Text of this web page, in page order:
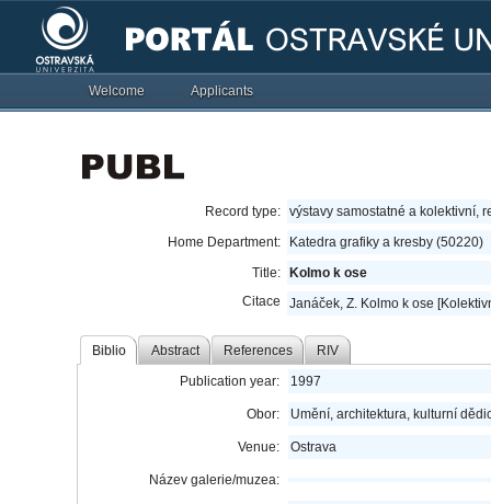
Welcome Applicants
Record type: výstavy samostatné a kolektivní,
Home Department:
Katedra grafiky a kresby (50220)
Title:
Kolmo k ose
Citace
Janáček, Z. Kolmo k ose
Biblio Abstract References RIV
Publication year: 1997
Obor: Umění, architektura, kulturní
Venue: Ostrava
Název galerie/muzea: